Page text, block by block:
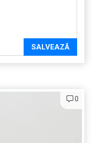
SALVEAZĂ
0